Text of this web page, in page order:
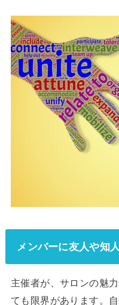
メンバーに友人や知
主催者が、サロンの魅
ても限界があります。